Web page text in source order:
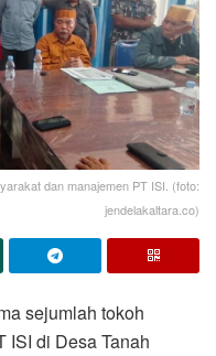
dan manajemen PT ISI. (foto:
jendelakaltara.co)
sejumlah tokoh
ISI di Desa Tanah